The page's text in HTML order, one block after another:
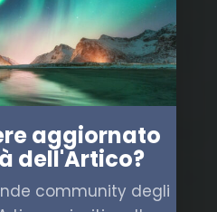
aggiornato
dell'Artico?
community degli